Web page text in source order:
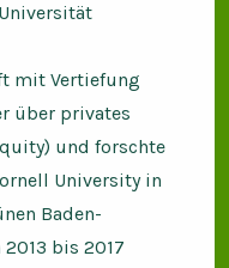
mit Vertiefung
über privates
und forschte
University in
Baden-
bis 2017